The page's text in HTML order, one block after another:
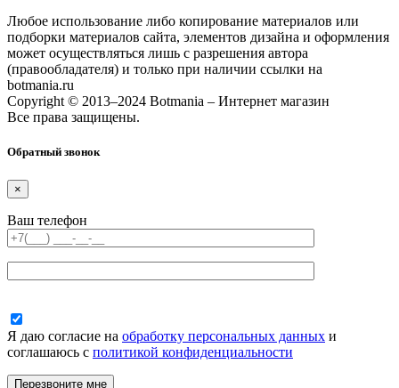
Любое использование либо копирование материалов или
подборки материалов сайта, элементов дизайна и оформления
может осуществляться лишь с разрешения автора
(правообладателя) и только при наличии ссылки на
botmania.ru
Copyright © 2013–2024 Botmania – Интернет магазин
Все права защищены.
Обратный звонок
×
Ваш телефон
Я даю согласие на обработку персональных данных и
соглашаюсь с политикой конфиденциальности